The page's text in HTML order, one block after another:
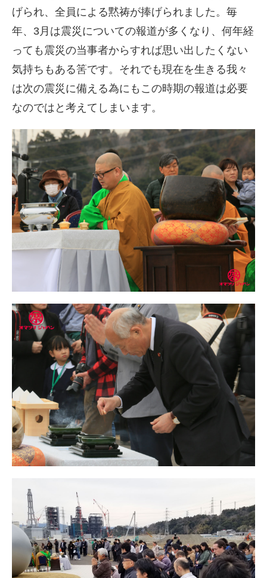
げられ、全員による黙祷が捧げられました。毎
年、3月は震災についての報道が多くなり、何年経
っても震災の当事者からすれば思い出したくない
気持ちもある筈です。それでも現在を生きる我々
は次の震災に備える為にもこの時期の報道は必要
なのではと考えてしまいます。